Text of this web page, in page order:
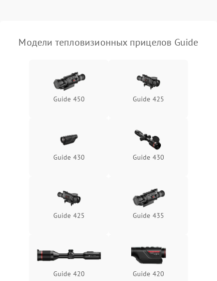
Неисправность системы
Подробнее →
защиты от замыкания
Подробнее →
Поломка системы защиты
от перенапряжения
Подробнее →
Модели тепловизионных прицелов Guide
Guide 450 Guide 425
Guide 430 Guide 430
Guide 425 Guide 435
Guide 420 Guide 420